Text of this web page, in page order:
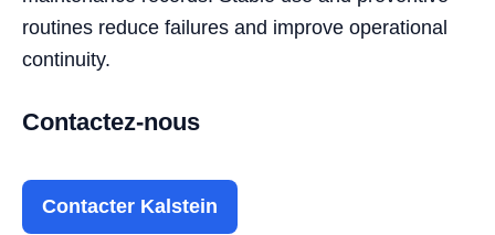
routines reduce failures and improve operational
continuity.
Contactez-nous
Contacter Kalstein